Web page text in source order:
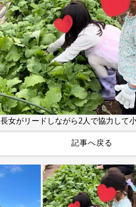
長女がリードしながら2人で協力して小
記事へ戻る